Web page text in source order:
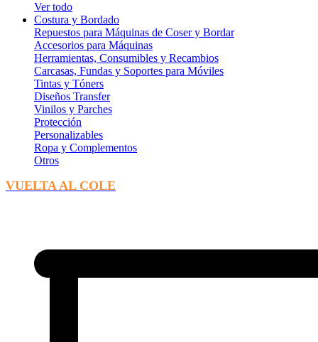
Ver todo
Costura y Bordado
Repuestos para Máquinas de Coser y Bordar
Accesorios para Máquinas
Herramientas, Consumibles y Recambios
Carcasas, Fundas y Soportes para Móviles
Tintas y Tóners
Diseños Transfer
Vinilos y Parches
Protección
Personalizables
Ropa y Complementos
Otros
VUELTA AL COLE